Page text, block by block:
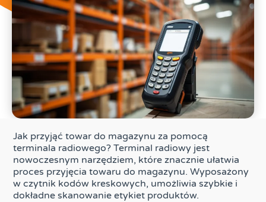
Jak przyjąć towar do magazynu za pomocą
terminala radiowego? Terminal radiowy jest
nowoczesnym narzędziem, które znacznie ułatwia
proces przyjęcia towaru do magazynu. Wyposażony
w czytnik kodów kreskowych, umożliwia szybkie i
dokładne skanowanie etykiet produktów.